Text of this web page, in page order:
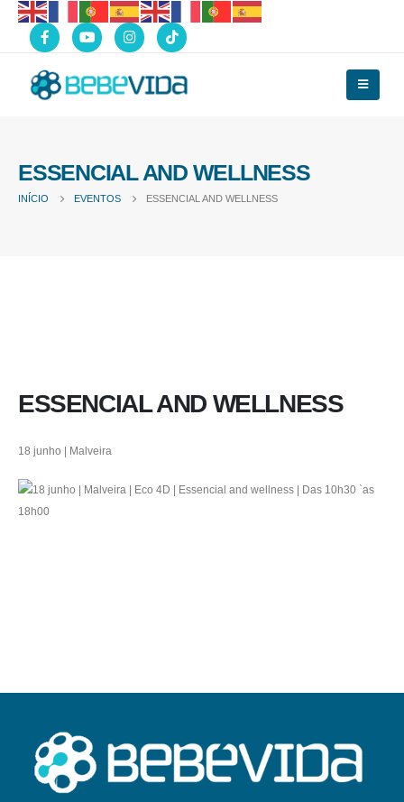
ESSENCIAL AND WELLNESS
INÍCIO EVENTOS ESSENCIAL AND WELLNESS
ESSENCIAL AND WELLNESS
18 junho | Malveira